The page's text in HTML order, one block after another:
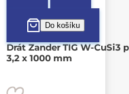
Drát Zander TIG W-CuSi3
3,2 x 1000 mm